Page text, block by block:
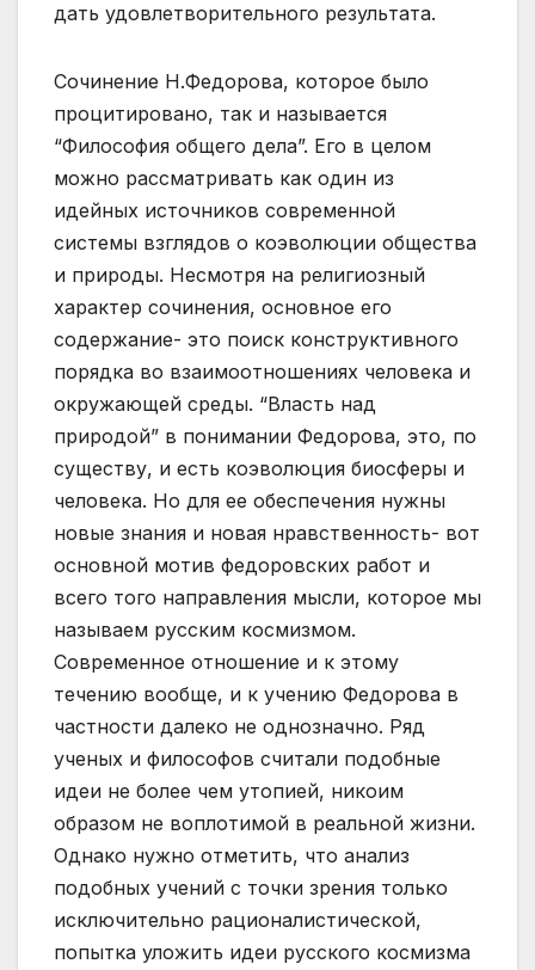
дать удовлетворительного результата.
Сочинение Н.Федорова, которое было
процитировано, так и называется
“Философия общего дела”. Его в целом
можно рассматривать как один из
идейных источников современной
системы взглядов о коэволюции общества
и природы. Несмотря на религиозный
характер сочинения, основное его
содержание- это поиск конструктивного
порядка во взаимоотношениях человека и
окружающей среды. “Власть над
природой” в понимании Федорова, это, по
существу, и есть коэволюция биосферы и
человека. Но для ее обеспечения нужны
новые знания и новая нравственность- вот
основной мотив федоровских работ и
всего того направления мысли, которое мы
называем русским космизмом.
Современное отношение и к этому
течению вообще, и к учению Федорова в
частности далеко не однозначно. Ряд
ученых и философов считали подобные
идеи не более чем утопией, никоим
образом не воплотимой в реальной жизни.
Однако нужно отметить, что анализ
подобных учений с точки зрения только
исключительно рационалистической,
попытка уложить идеи русского космизма